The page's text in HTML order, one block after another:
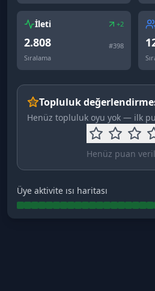
İleti +2
2.808 #398
Sıralama
Topluluk
Henüz topluluk oyu yok — ilk
Henüz puan
Üye aktivite ısı haritası